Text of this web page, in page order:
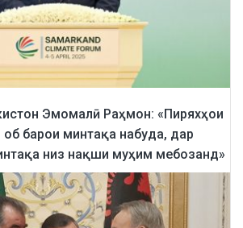
Эмомалӣ Раҳмон: «Пиряхҳои
барои минтақа набуда, дар
низ нақши муҳим мебозанд»